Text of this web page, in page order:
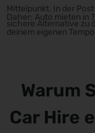
Mittelpunkt. In der
sichere Alternative zu
Daher: Auto mieten in
deinem eigenen
Warum
Car Hire